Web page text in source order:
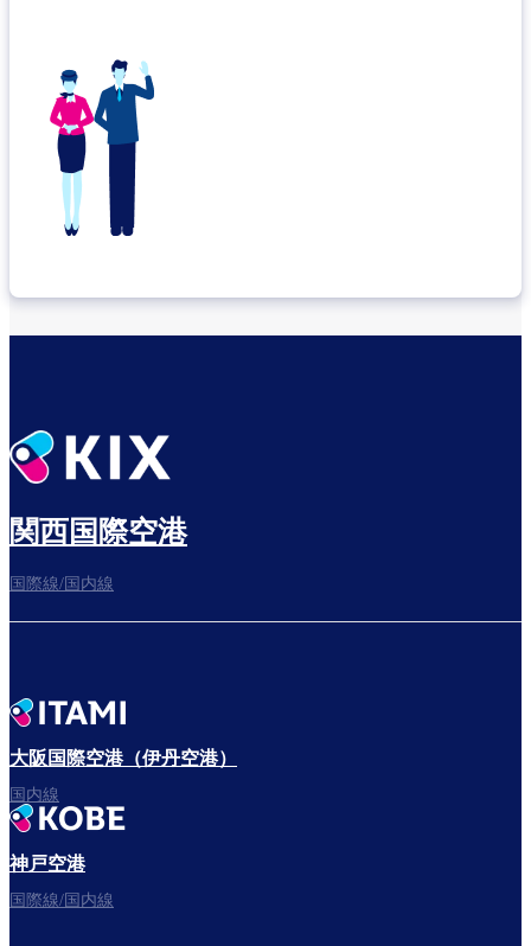
関西国際空港
国際線/国内線
大阪国際空港（伊丹空港）
国内線
神戸空港
国際線/国内線